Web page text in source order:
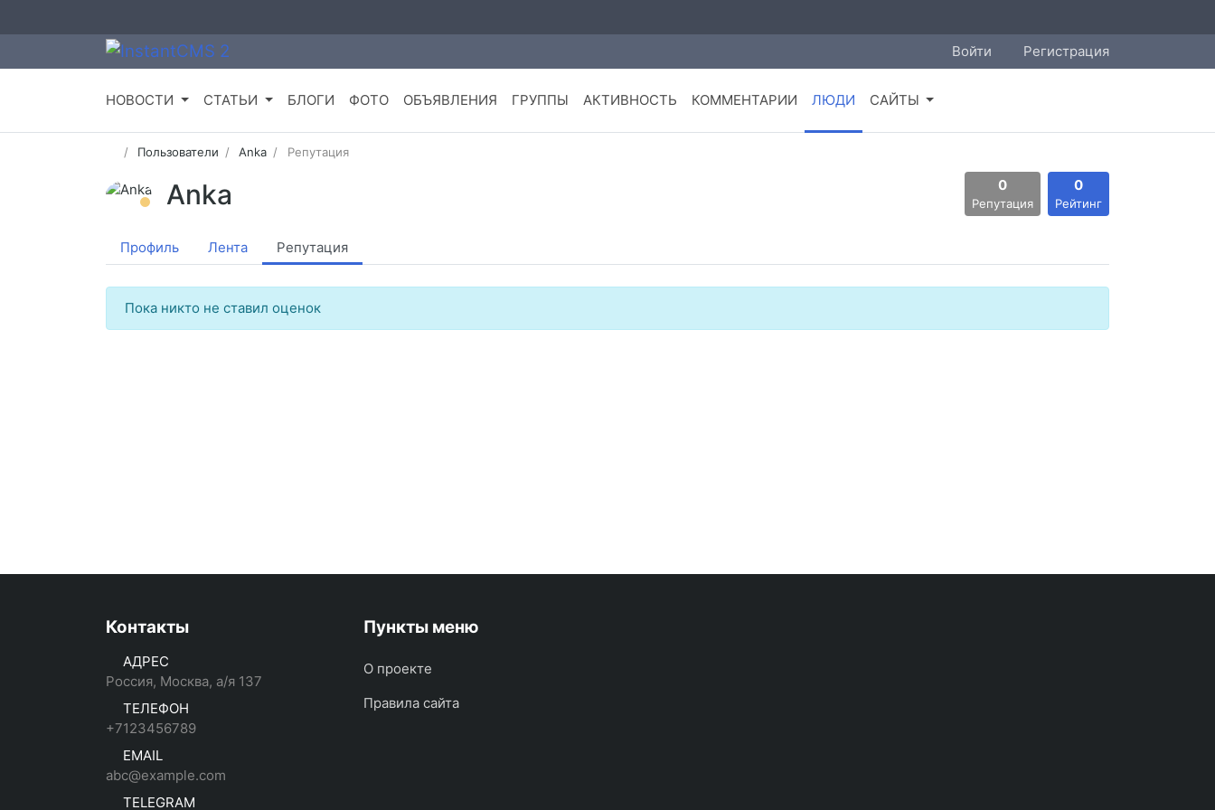
Войти Регистрация
НОВОСТИ СТАТЬИ БЛОГИ ФОТО ОБЪЯВЛЕНИЯ ГРУППЫ АКТИВНОСТЬ КОММЕНТАРИИ ЛЮДИ САЙТЫ
Пользователи Anka Репутация
Anka 0
Репутация
0
Рейтинг
Профиль Лента Репутация
Пока никто не ставил оценок
Контакты
АДРЕС
Россия, Москва, а/я 137
ТЕЛЕФОН
+7123456789
EMAIL
abc@example.com
TELEGRAM
Пункты меню
О проекте
Правила сайта